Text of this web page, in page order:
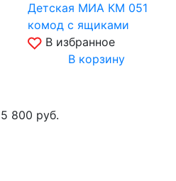
Детская МИА КМ 051
комод с ящиками
В избранное
В корзину
800 руб.